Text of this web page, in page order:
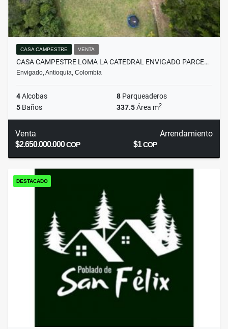
CASA CAMPESTRE VENTA
CASA CAMPESTRE LOMA LA CATEDRAL ENVIGADO PARCE…
Envigado, Antioquia, Colombia
4Alcobas 8 Parqueaderos
5 Baños 337.5Área m2
Venta
$2.650.000.000COP
Arrendamiento
$1COP
DESTACADO